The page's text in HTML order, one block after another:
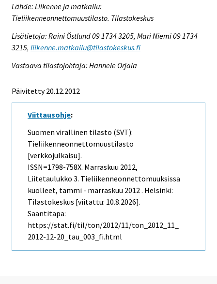
Lähde: Liikenne ja matkailu:
Tieliikenneonnettomuustilasto. Tilastokeskus
Lisätietoja: Raini Östlund 09 1734 3205, Mari Niemi 09 1734
3215, liikenne.matkailu@tilastokeskus.fi
Vastaava tilastojohtaja: Hannele Orjala
Päivitetty 20.12.2012
Viittausohje:
Suomen virallinen tilasto (SVT):
Tieliikenneonnettomuustilasto
[verkkojulkaisu].
ISSN=1798-758X. Marraskuu 2012,
Liitetaulukko 3. Tieliikenneonnettomuuksissa
kuolleet, tammi - marraskuu 2012 . Helsinki:
Tilastokeskus [viitattu: 10.8.2026].
Saantitapa:
https://stat.fi/til/ton/2012/11/ton_2012_11_
2012-12-20_tau_003_fi.html